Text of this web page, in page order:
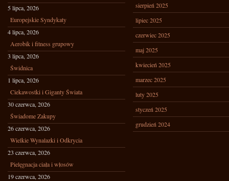
5 lipca, 2026
Europejskie Syndykaty
4 lipca, 2026
Aerobik i fitness grupowy
3 lipca, 2026
Świdnica
1 lipca, 2026
Ciekawostki i Giganty Świata
30 czerwca, 2026
Świadome Zakupy
26 czerwca, 2026
Wielkie Wynalazki i Odkrycia
23 czerwca, 2026
Pielęgnacja ciała i włosów
19 czerwca, 2026
sierpień 2025
lipiec 2025
czerwiec 2025
maj 2025
kwiecień 2025
marzec 2025
luty 2025
styczeń 2025
grudzień 2024